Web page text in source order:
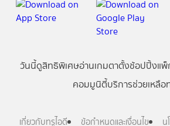
วันนี้ดูสิทธิพิเศษอ่านเกมตาตั้งช้อปปิ้งแพ็
คอมมูนิตี้บริการช่วยเหลือ
เกี่ยวกับทรูไอดี ข้อกำหนดและเงื่อนไข น